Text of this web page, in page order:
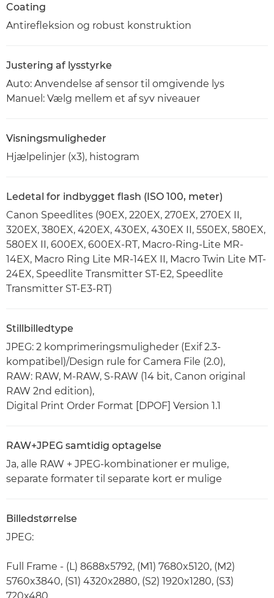
Coating
Antirefleksion og robust konstruktion
Justering af lysstyrke
Auto: Anvendelse af sensor til omgivende lys
Manuel: Vælg mellem et af syv niveauer
Visningsmuligheder
Hjælpelinjer (x3), histogram
Ledetal for indbygget flash (ISO 100, meter)
Canon Speedlites (90EX, 220EX, 270EX, 270EX II,
320EX, 380EX, 420EX, 430EX, 430EX II, 550EX, 580EX,
580EX II, 600EX, 600EX-RT, Macro-Ring-Lite MR-
14EX, Macro Ring Lite MR-14EX II, Macro Twin Lite MT-
24EX, Speedlite Transmitter ST-E2, Speedlite
Transmitter ST-E3-RT)
Stillbilledtype
JPEG: 2 komprimeringsmuligheder (Exif 2.3-
kompatibel)/Design rule for Camera File (2.0),
RAW: RAW, M-RAW, S-RAW (14 bit, Canon original
RAW 2nd edition),
Digital Print Order Format [DPOF] Version 1.1
RAW+JPEG samtidig optagelse
Ja, alle RAW + JPEG-kombinationer er mulige,
separate formater til separate kort er mulige
Billedstørrelse
JPEG:
Full Frame - (L) 8688x5792, (M1) 7680x5120, (M2)
5760x3840, (S1) 4320x2880, (S2) 1920x1280, (S3)